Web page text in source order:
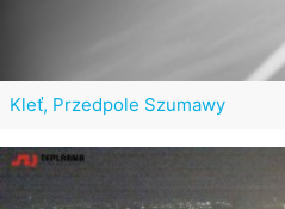
Kleť, Przedpole Szumawy